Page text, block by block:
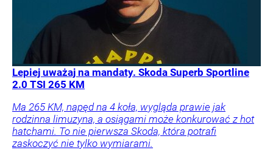
Lepiej uważaj na mandaty. Skoda Superb Sportline
2.0 TSI 265 KM
Ma 265 KM, napęd na 4 koła, wygląda prawie jak
rodzinna limuzyna, a osiągami może konkurować z hot
hatchami. To nie pierwsza Skoda, która potrafi
zaskoczyć nie tylko wymiarami.